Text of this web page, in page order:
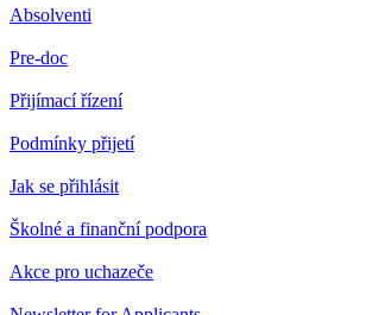
Absolventi
Pre-doc
Přijímací řízení
Podmínky přijetí
Jak se přihlásit
Školné a finanční podpora
Akce pro uchazeče